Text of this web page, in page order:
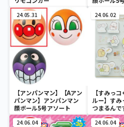
24.05.31
【アンパンマン】【Aアン
パンマン】アンパンマン
顔ボール5号アソート
24.06.02
【すみっ
ルー】すみ
つまるんで
24.06.04 24.06.04